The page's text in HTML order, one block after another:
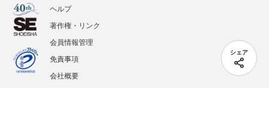
シェア
ヘルプ
著作権・リンク
会員情報管理
免責事項
会社概要